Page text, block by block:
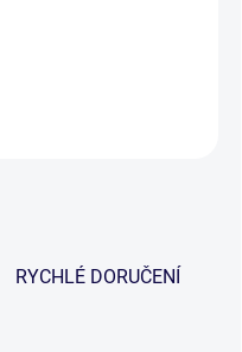
RYCHLÉ DORUČENÍ